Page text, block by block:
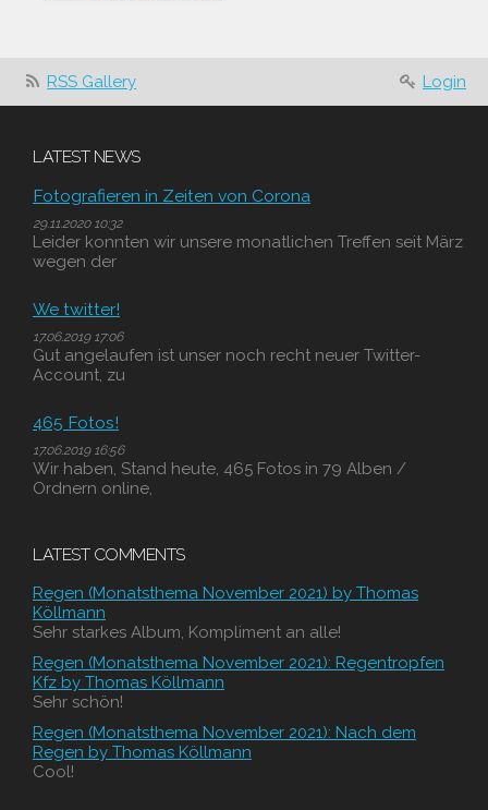
Login
RSS Gallery
LATEST NEWS
Fotografieren in Zeiten von Corona
29.11.2020 10:32
Leider konnten wir unsere monatlichen Treffen seit März
wegen der
We twitter!
17.06.2019 17:06
Gut angelaufen ist unser noch recht neuer Twitter-
Account, zu
465 Fotos!
17.06.2019 16:56
Wir haben, Stand heute, 465 Fotos in 79 Alben /
Ordnern online,
LATEST COMMENTS
Regen (Monatsthema November 2021) by Thomas
Köllmann
Sehr starkes Album, Kompliment an alle!
Regen (Monatsthema November 2021): Regentropfen
Kfz by Thomas Köllmann
Sehr schön!
Regen (Monatsthema November 2021): Nach dem
Regen by Thomas Köllmann
Cool!